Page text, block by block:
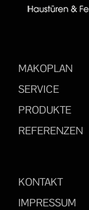
MAKOPLAN
SERVICE
PRODUKTE
REFERENZEN
KONTAKT
IMPRESSUM